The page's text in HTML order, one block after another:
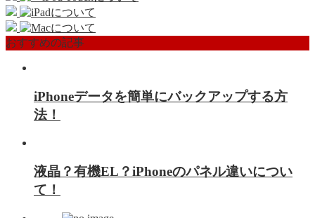
おすすめの記事
iPhoneデータを簡単にバックアップする方
法！
液晶？有機EL？iPhoneのパネル違いについ
て！